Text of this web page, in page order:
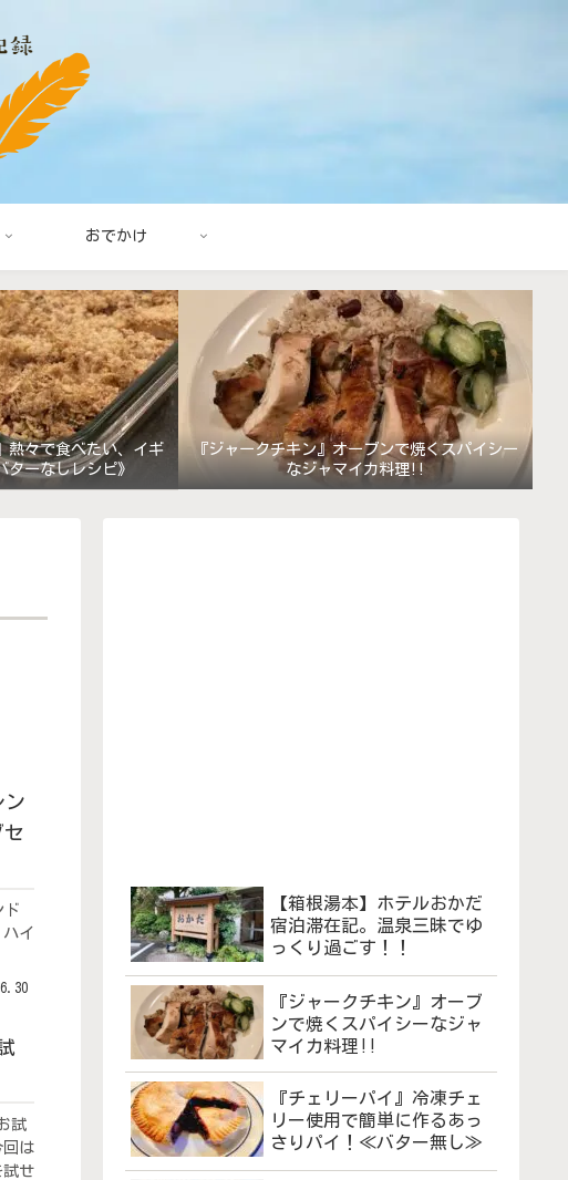
おでかけ
熱々で食べたい、イギ
ターなしレシピ》
『ジャークチキン』オーブンで焼くスパイシー
なジャマイカ料理!!
ン
セ
ド
イ
試
回は
試せ
【箱根湯本】ホテルおかだ
宿泊滞在記。温泉三昧でゆ
っくり過ごす！！
『ジャークチキン』オーブ
ンで焼くスパイシーなジャ
マイカ料理!!
『チェリーパイ』冷凍チェ
リー使用で簡単に作るあっ
さりパイ！≪バター無し≫